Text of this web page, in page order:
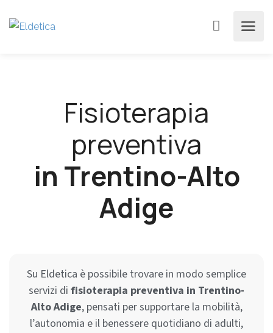
Fisioterapia
preventiva
in Trentino-Alto
Adige
Su Eldetica è possibile trovare in modo semplice
servizi di fisioterapia preventiva in Trentino-
Alto Adige, pensati per supportare la mobilità,
l’autonomia e il benessere quotidiano di adulti,